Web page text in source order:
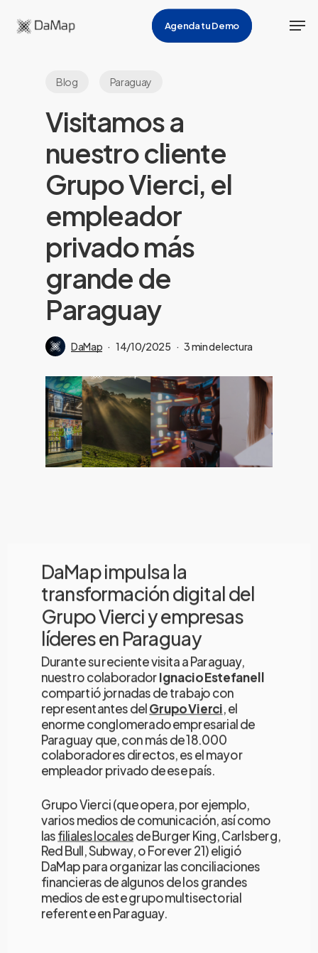
Agenda tu Demo
Blog Paraguay
Visitamos a
nuestro cliente
Grupo Vierci, el
empleador
privado más
grande de
Paraguay
DaMap 14/10/2025 3 min de lectura
DaMap impulsa la
transformación digital del
Grupo Vierci y empresas
líderes en Paraguay
Durante su reciente visita a Paraguay,
nuestro colaboradorIgnacio Estefanell
compartió jornadas de trabajo con
representantes delGrupo Vierci, el
enorme conglomerado empresarial de
Paraguay que, con más de 18.000
colaboradores directos, es el mayor
empleador privado de ese país.
Grupo Vierci (que opera, por ejemplo,
varios medios de comunicación, así como
lasfiliales localesde Burger King, Carlsberg,
Red Bull, Subway, o Forever 21) eligió
DaMap para organizar las conciliaciones
financieras de algunos de los grandes
medios de este grupo multisectorial
referente en Paraguay.